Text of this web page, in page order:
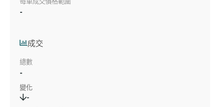
-
成交
總數
-
變化
-